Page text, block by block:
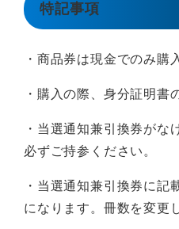
特記事項
・商品券は現金でのみ購
・購入の際、身分証明書
・当選通知兼引換券がな
必ずご持参ください。
・当選通知兼引換券に記
になります。冊数を変更